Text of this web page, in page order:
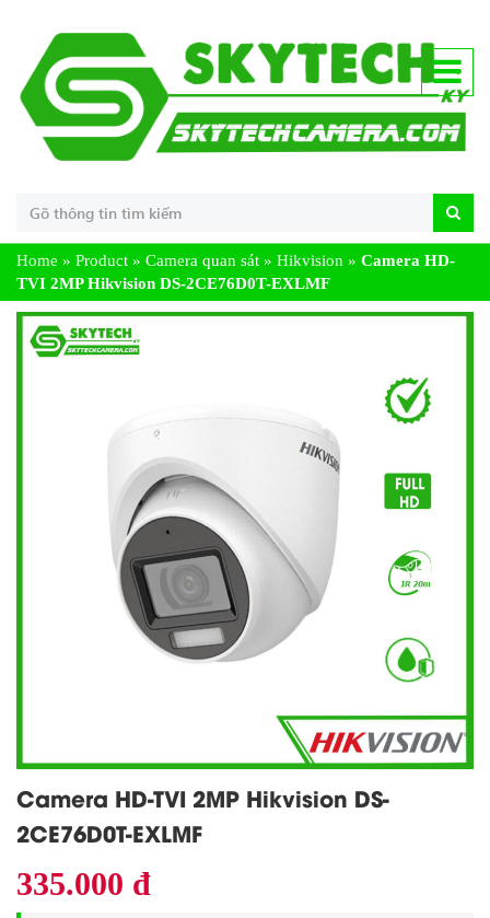
Home » Product » Camera quan sát » Hikvision » Camera HD-
TVI 2MP Hikvision DS-2CE76D0T-EXLMF
Camera HD-TVI 2MP Hikvision DS-
2CE76D0T-EXLMF
335.000 đ